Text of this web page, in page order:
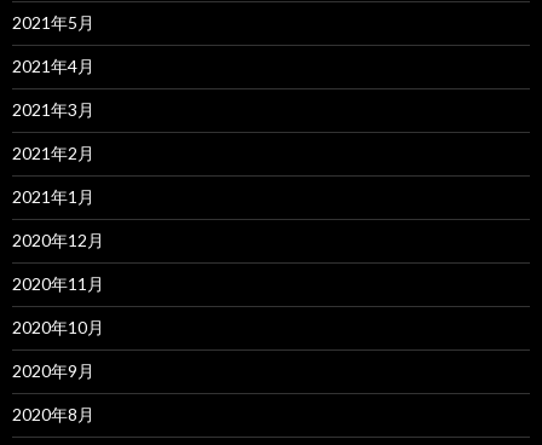
2021年5月
2021年4月
2021年3月
2021年2月
2021年1月
2020年12月
2020年11月
2020年10月
2020年9月
2020年8月